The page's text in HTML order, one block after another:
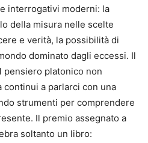
interrogativi moderni: la
della misura nelle scelte
e verità, la possibilità di
dominato dagli eccessi. Il
pensiero platonico non
continui a parlarci con una
strumenti per comprendere
Il premio assegnato a
soltanto un libro: